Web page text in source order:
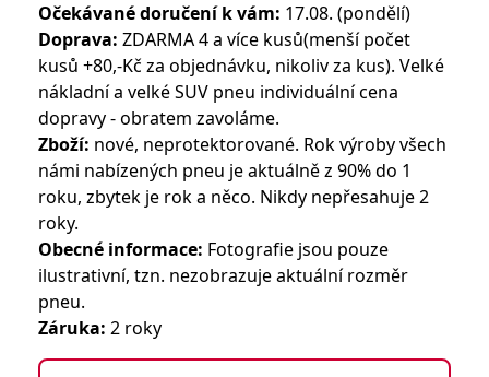
Očekávané doručení k vám: 17.08. (pondělí)
Doprava: ZDARMA 4 a více kusů(menší počet
kusů +80,-Kč za objednávku, nikoliv za kus). Velké
nákladní a velké SUV pneu individuální cena
dopravy - obratem zavoláme.
Zboží: nové, neprotektorované. Rok výroby všech
námi nabízených pneu je aktuálně z 90% do 1
roku, zbytek je rok a něco. Nikdy nepřesahuje 2
roky.
Obecné informace: Fotografie jsou pouze
ilustrativní, tzn. nezobrazuje aktuální rozměr
pneu.
Záruka: 2 roky